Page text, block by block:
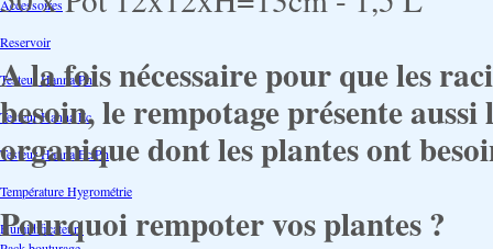
Accessoires
Reservoir
Testeur Hanna Ph
Testeur Hanna Ec
Testeur Hanna Ec/Ph
Température Hygrométrie
Humidificateurs
A la fois nécessaire pour que les
besoin, le rempotage présente
organique dont les plantes ont
Pourquoi rempoter vos plantes ?